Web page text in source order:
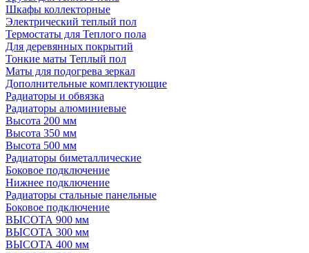
Шкафы коллекторные
Электрический теплый пол
Термостаты для Теплого пола
Для деревянных покрытий
Тонкие маты Теплый пол
Маты для подогрева зеркал
Дополнительные комплектующие
Радиаторы и обвязка
Радиаторы алюминиевые
Высота 200 мм
Высота 350 мм
Высота 500 мм
Радиаторы биметаллические
Боковое подключение
Нижнее подключение
Радиаторы стальные панельные
Боковое подключение
ВЫСОТА 900 мм
ВЫСОТА 300 мм
ВЫСОТА 400 мм